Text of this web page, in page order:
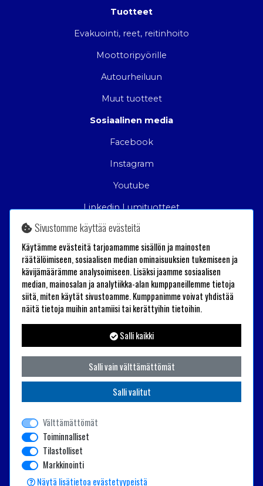
Tuotteet
Evakuointi, reet, reitinhoito
Moottoripyörille
Autourheiluun
Muut tuotteet
Sosiaalinen media
Facebook
Instagram
Youtube
Linkedin Lumituotteet
Trailander Oy
Tehtaantie 26
60100 Seinäjoki
+358(0)40 1976131
shop(at)trailander.com
© 2025 Trailander Oy
Sivustomme käyttää evästeitä
Käytämme evästeitä tarjoamamme sisällön ja mainosten
räätälöimiseen, sosiaalisen median ominaisuuksien tukemiseen ja
kävijämäärämme analysoimiseen. Lisäksi jaamme sosiaalisen
median, mainosalan ja analytiikka-alan kumppaneillemme tietoja
siitä, miten käytät sivustoamme. Kumppanimme voivat yhdistää
näitä tietoja muihin antamiisi tai kerättyihin tietoihin.
Salli kaikki
Salli vain välttämättömät
Salli valitut
Välttämättömät
Toiminnalliset
Tilastolliset
Markkinointi
Näytä lisätietoa evästetyypeistä